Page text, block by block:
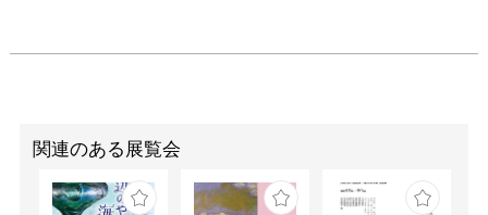
関連のある展覧会